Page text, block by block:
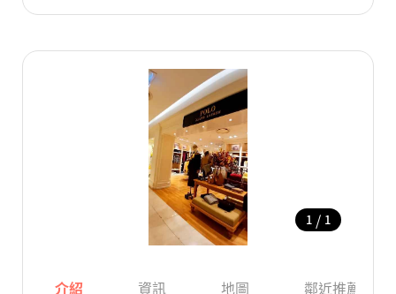
1 / 1
介紹 資訊 地圖 鄰近推薦景點